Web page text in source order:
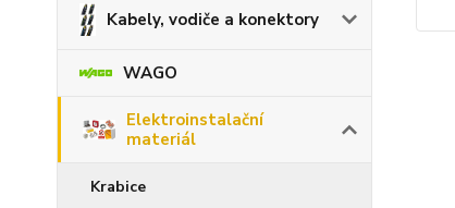
Kabely, vodiče a konektory
WAGO
Elektroinstalační
materiál
Krabice